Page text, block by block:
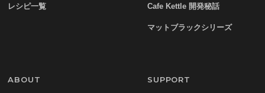
レシピ一覧 Cafe Kettle 開発秘話
マットブラックシリーズ
ABOUT SUPPORT